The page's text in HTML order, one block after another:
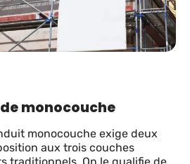
monocouche
monocouche exige deux
aux trois couches
traditionnels. On le qualifie de